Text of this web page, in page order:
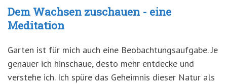
Dem Wachsen zuschauen - eine
Meditation
Garten ist für mich auch eine Beobachtungsaufgabe. Je
genauer ich hinschaue, desto mehr entdecke und
verstehe ich. Ich spüre das Geheimnis dieser Natur als